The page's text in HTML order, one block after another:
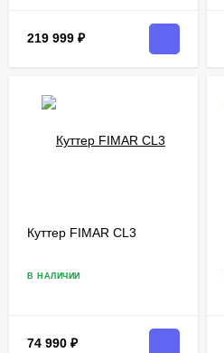
219 999 ₽
Куттер FIMAR CL3
В НАЛИЧИИ
74 990 ₽